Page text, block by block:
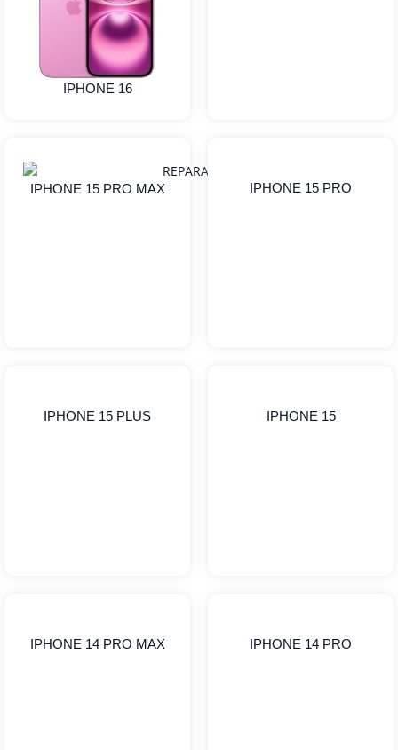
IPHONE 16
IPHONE 15 PRO MAX IPHONE 15 PRO
IPHONE 15 PLUS IPHONE 15
IPHONE 14 PRO MAX IPHONE 14 PRO